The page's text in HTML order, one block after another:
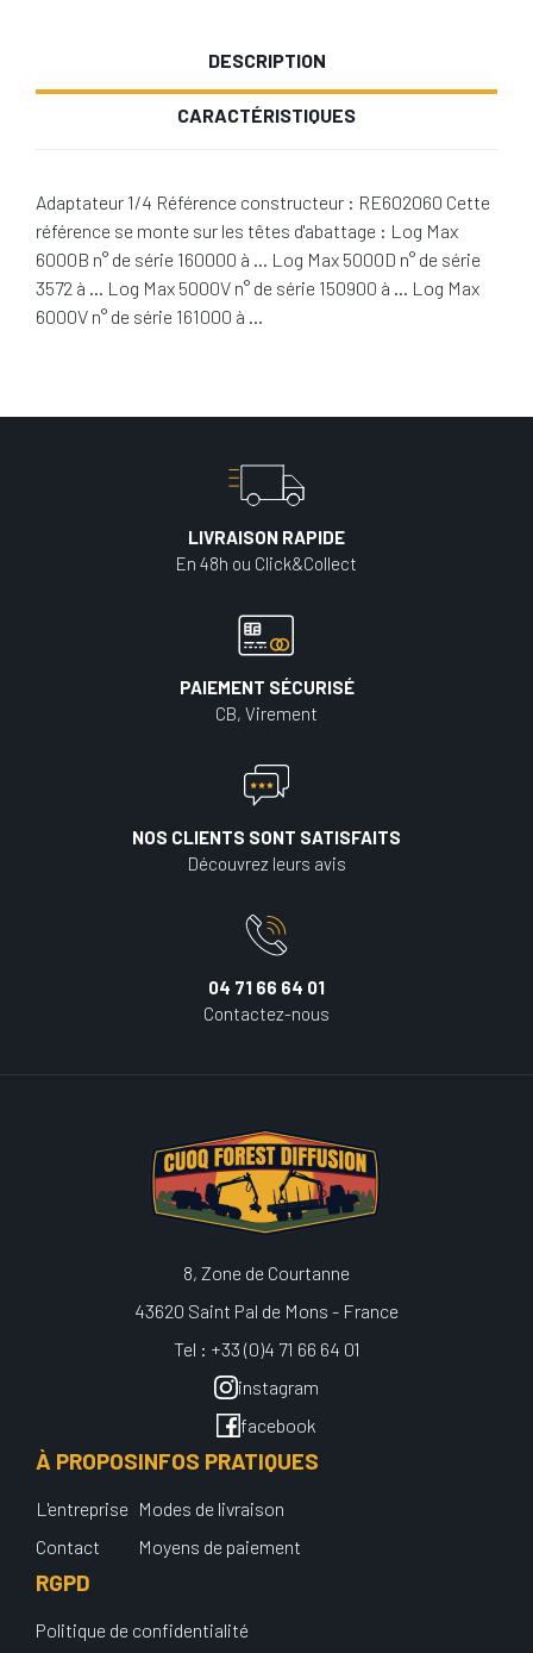
DESCRIPTION
CARACTÉRISTIQUES
Adaptateur 1/4 Référence constructeur : RE602060 Cette
référence se monte sur les têtes d'abattage : Log Max
6000B n° de série 160000 à … Log Max 5000D n° de série
3572 à … Log Max 5000V n° de série 150900 à … Log Max
6000V n° de série 161000 à …
LIVRAISON RAPIDE
En 48h ou Click&Collect
PAIEMENT SÉCURISÉ
CB, Virement
NOS CLIENTS SONT SATISFAITS
Découvrez leurs avis
04 71 66 64 01
Contactez-nous
8, Zone de Courtanne
43620 Saint Pal de Mons - France
Tel : +33 (0)4 71 66 64 01
instagram
facebook
À PROPOS
L'entreprise
Contact
INFOS PRATIQUES
Modes de livraison
Moyens de paiement
RGPD
Politique de confidentialité